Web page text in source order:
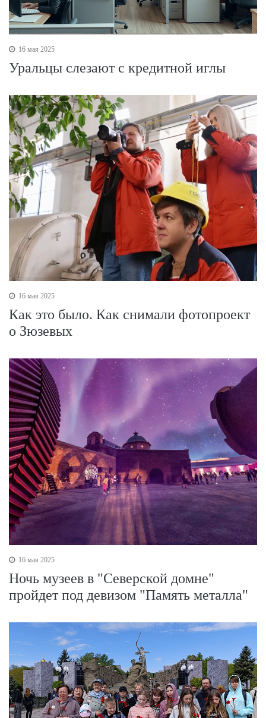
16 мая 2025
Уральцы слезают с кредитной иглы
16 мая 2025
Как это было. Как снимали фотопроект
о Зюзевых
16 мая 2025
Ночь музеев в "Северской домне"
пройдет под девизом "Память металла"